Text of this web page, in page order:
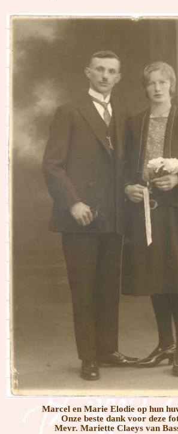
Marcel en Marie Elodie op hun
Onze beste dank voor deze
Mevr. Mariette Claeys van